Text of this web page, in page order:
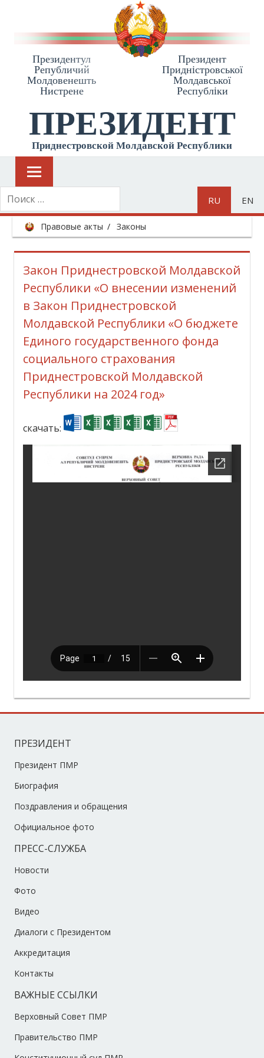
Президентул
Републичий
Молдовенешть
Нистрене
Президент
Приднiстровської
Молдавської
Республiки
ПРЕЗИДЕНТ
Приднестровской Молдавской Республики
RU EN
Правовые акты Законы
Закон Приднестровской Молдавской
Республики «О внесении изменений
в Закон Приднестровской
Молдавской Республики «О бюджете
Единого государственного фонда
социального страхования
Приднестровской Молдавской
Республики на 2024 год»
скачать:
ПРЕЗИДЕНТ
Президент ПМР
Биография
Поздравления и обращения
Официальное фото
ПРЕСС-СЛУЖБА
Новости
Фото
Видео
Диалоги с Президентом
Аккредитация
Контакты
ВАЖНЫЕ ССЫЛКИ
Верховный Совет ПМР
Правительство ПМР